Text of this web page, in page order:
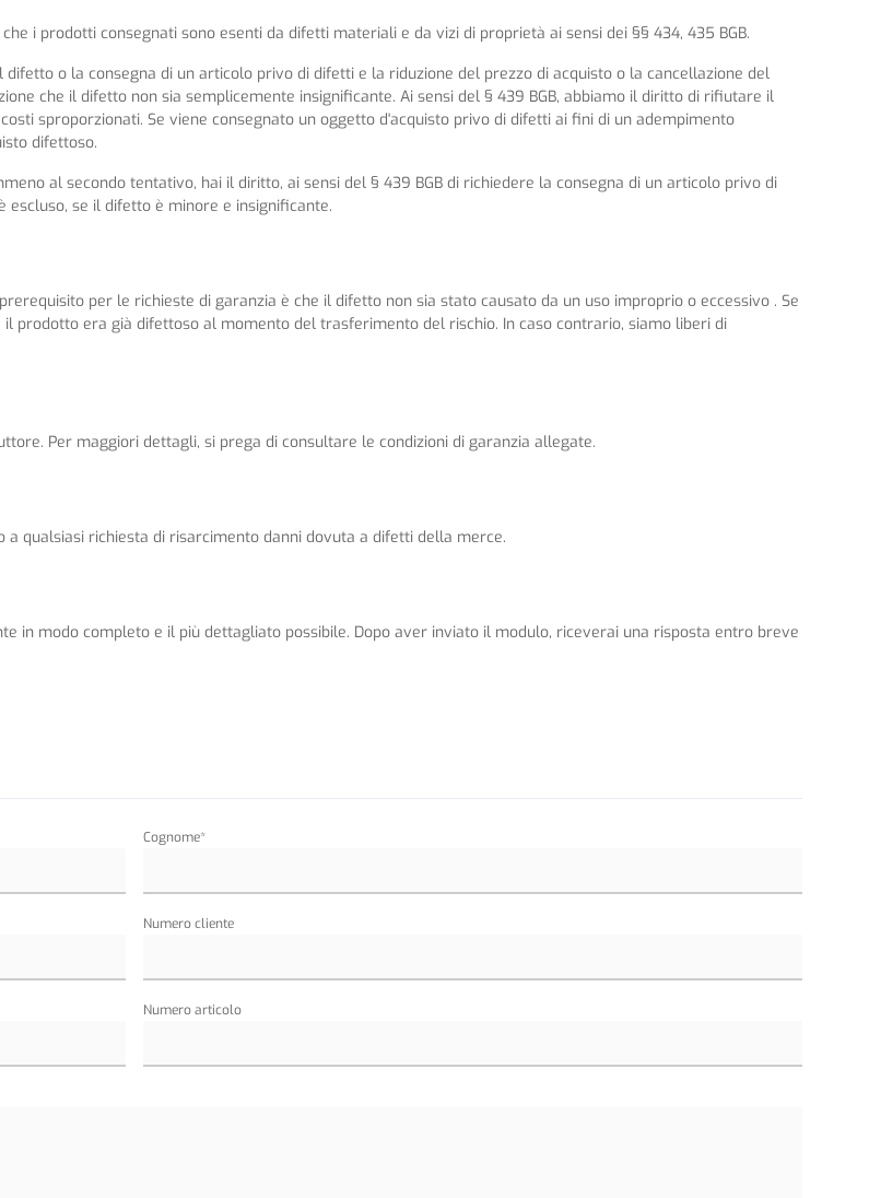
i prodotti consegnati sono esenti da difetti materiali e da vizi di proprietà ai sensi dei §§ 434, 435 BGB.
o la consegna di un articolo privo di difetti e la riduzione del prezzo di acquisto o la cancellazione del
che il difetto non sia semplicemente insignificante. Ai sensi del § 439 BGB, abbiamo il diritto di rifiutare il
sproporzionati. Se viene consegnato un oggetto d'acquisto privo di difetti ai fini di un adempimento
difettoso.
al secondo tentativo, hai il diritto, ai sensi del § 439 BGB di richiedere la consegna di un articolo privo di
se il difetto è minore e insignificante.
per le richieste di garanzia è che il difetto non sia stato causato da un uso improprio o eccessivo . Se
prodotto era già difettoso al momento del trasferimento del rischio. In caso contrario, siamo liberi di
Per maggiori dettagli, si prega di consultare le condizioni di garanzia allegate.
a qualsiasi richiesta di risarcimento danni dovuta a difetti della merce.
in modo completo e il più dettagliato possibile. Dopo aver inviato il modulo, riceverai una risposta entro breve
Cognome*
Numero cliente
Numero articolo